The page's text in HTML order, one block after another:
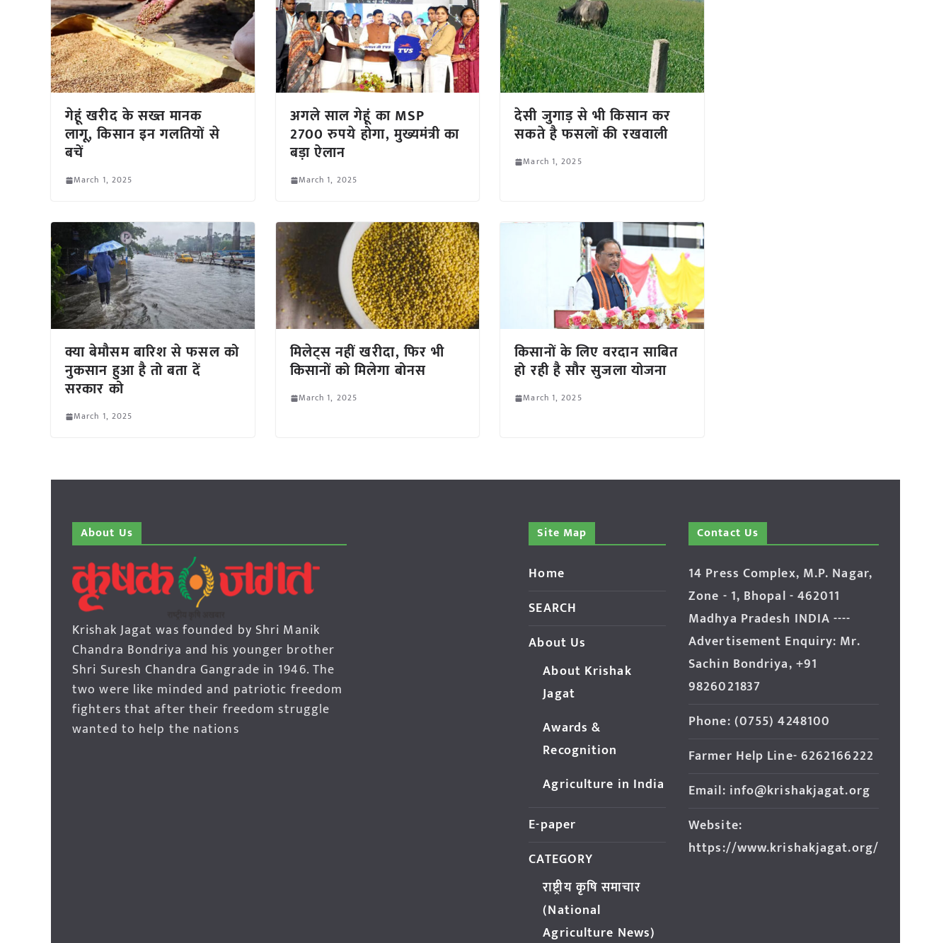
गेहूं खरीद के सख्त मानक
लागू, किसान इन गलतियों से
बचें
March 1, 2025
अगले साल गेहूं का MSP
2700 रुपये होगा, मुख्यमंत्री का
बड़ा ऐलान
March 1, 2025
देसी जुगाड़ से भी किसान कर
सकते है फसलों की रखवाली
March 1, 2025
क्या बेमौसम बारिश से फसल को
नुकसान हुआ है तो बता दें
सरकार को
March 1, 2025
मिलेट्स नहीं खरीदा, फिर भी
किसानों को मिलेगा बोनस
March 1, 2025
किसानों के लिए वरदान साबित
हो रही है सौर सुजला योजना
March 1, 2025
About Us
Krishak Jagat was founded by Shri Manik
Chandra Bondriya and his younger brother
Shri Suresh Chandra Gangrade in 1946. The
two were like minded and patriotic freedom
fighters that after their freedom struggle
wanted to help the nations
Site Map
Home
SEARCH
About Us
About Krishak
Jagat
Awards &
Recognition
Agriculture in India
E-paper
CATEGORY
राष्ट्रीय कृषि समाचार
(National
Agriculture News)
Contact Us
14 Press Complex, M.P. Nagar,
Zone - 1, Bhopal - 462011
Madhya Pradesh INDIA ----
Advertisement Enquiry: Mr.
Sachin Bondriya, +91
9826021837
Phone: (0755) 4248100
Farmer Help Line- 6262166222
Email: info@krishakjagat.org
Website:
https://www.krishakjagat.org/